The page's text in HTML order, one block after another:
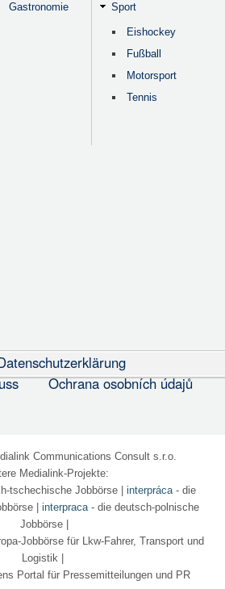
Gastronomie Sport
Eishockey
Fußball
Motorsport
Tennis
Ochrana osobních údajů
Communications Consult s.r.o.
Medialink-Projekte:
tschechische Jobbörse| interpráca- die
| interpraca- die deutsch-polnische
Jobbörse |
Jobbörse für Lkw-Fahrer, Transport und
Logistik |
Portal für Pressemitteilungen und PR